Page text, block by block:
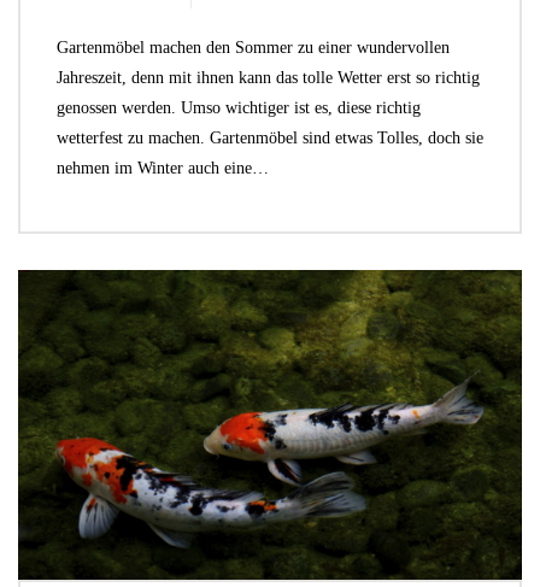
Gartenmöbel machen den Sommer zu einer wundervollen
Jahreszeit, denn mit ihnen kann das tolle Wetter erst so richtig
genossen werden. Umso wichtiger ist es, diese richtig
wetterfest zu machen. Gartenmöbel sind etwas Tolles, doch sie
nehmen im Winter auch eine…